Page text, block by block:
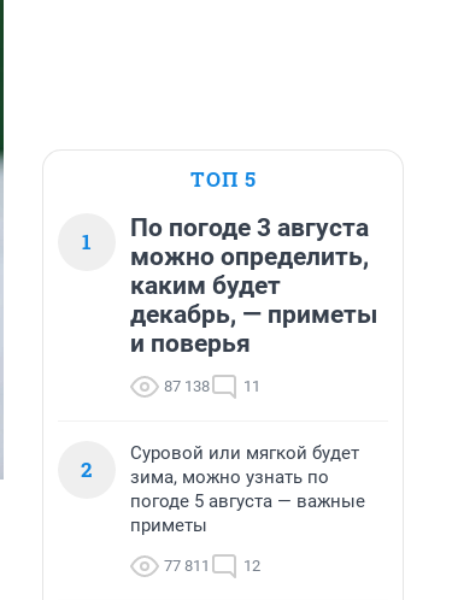
ТОП 5
1
По погоде 3 августа
можно определить,
каким будет
декабрь, — приметы
и поверья
87 138 11
2
Суровой или мягкой будет
зима, можно узнать по
погоде 5 августа — важные
приметы
77 811 12